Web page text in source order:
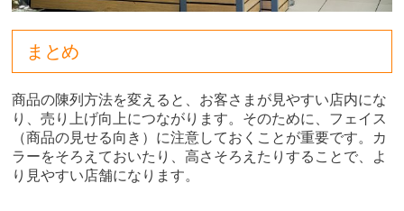
まとめ
商品の陳列方法を変えると、お客さまが見やすい店内にな
り、売り上げ向上につながります。そのために、フェイス
（商品の見せる向き）に注意しておくことが重要です。カ
ラーをそろえておいたり、高さそろえたりすることで、よ
り見やすい店舗になります。